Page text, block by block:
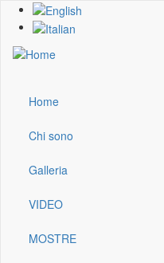
Skip
content
Main
navigation
Home
Chi sono
Galleria
VIDEO
MOSTRE